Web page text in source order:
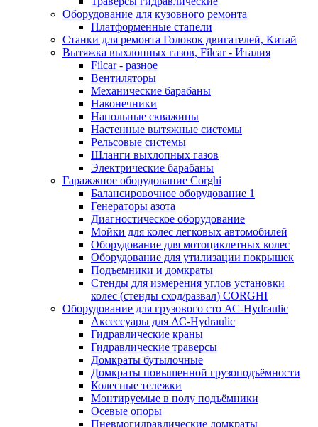
Оборудование для кузовного ремонта
Платформенные стапели
Станки для ремонта Головок двигателей, Китай
Вытяжка выхлопных газов, Filcar - Италия
Filcar - разное
Вентиляторы
Механические барабаны
Наконечники
Напольные скважины
Настенные вытяжные системы
Рельсовые системы
Шланги выхлопных газов
Электрические барабаны
Гаражжное оборудование Corghi
Балансировочное оборудование 1
Генераторы азота
Диагностическое оборудование
Мойки для колес легковых автомобилей
Оборудование для мотоциклетных колес
Оборудование для утилизации покрышек
Подъемники и домкраты
Стенды для измерения углов установки
колес (стенды сход/развал) CORGHI
Оборудование для грузового сто АС-Hydraulic
Аксессуары для АС-Hydraulic
Гидравлические краны
Гидравлические траверсы
Домкраты бутылочные
Домкраты повышенной грузоподъёмности
Колесные тележки
Монтируемые в полу подъёмники
Осевые опоры
Пневмогидравлические домкраты